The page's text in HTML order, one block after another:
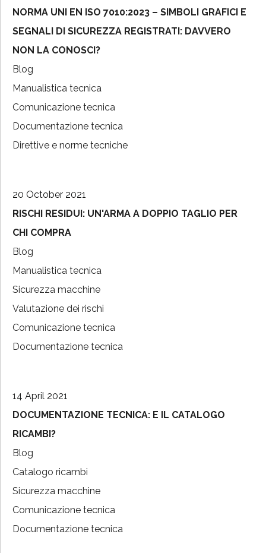
NORMA UNI EN ISO 7010:2023 – SIMBOLI GRAFICI E
SEGNALI DI SICUREZZA REGISTRATI: DAVVERO
NON LA CONOSCI?
Blog
Manualistica tecnica
Comunicazione tecnica
Documentazione tecnica
Direttive e norme tecniche
20 October 2021
RISCHI RESIDUI: UN'ARMA A DOPPIO TAGLIO PER
CHI COMPRA
Blog
Manualistica tecnica
Sicurezza macchine
Valutazione dei rischi
Comunicazione tecnica
Documentazione tecnica
14 April 2021
DOCUMENTAZIONE TECNICA: E IL CATALOGO
RICAMBI?
Blog
Catalogo ricambi
Sicurezza macchine
Comunicazione tecnica
Documentazione tecnica